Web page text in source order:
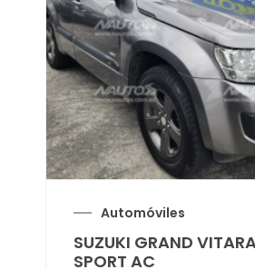
Automóviles
SUZUKI GRAND
SPORT AC